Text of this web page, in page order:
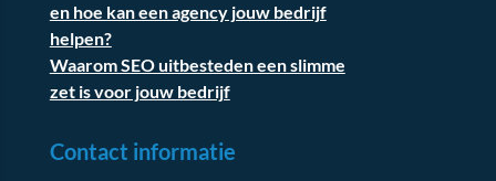
en hoe kan een agency jouw bedrijf
helpen?
Waarom SEO uitbesteden een slimme
zet is voor jouw bedrijf
Contact informatie